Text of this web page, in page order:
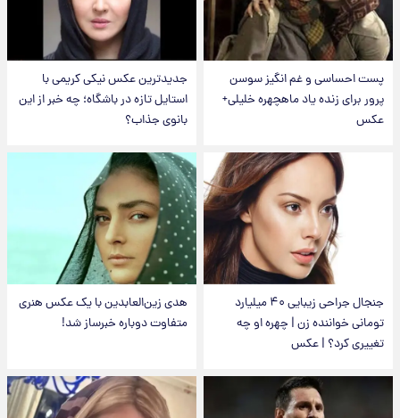
پست احساسی و غم انگیز سوسن
پرور برای زنده یاد ماهچهره خلیلی+
عکس
جدیدترین عکس نیکی کریمی با
استایل تازه در باشگاه؛ چه خبر از این
بانوی جذاب؟
جنجال جراحی زیبایی ۴۰ میلیارد
تومانی خواننده زن | چهره او چه
تغییری کرد؟ | عکس
هدی زین‌العابدین با یک عکس هنری
متفاوت دوباره خبرساز شد!